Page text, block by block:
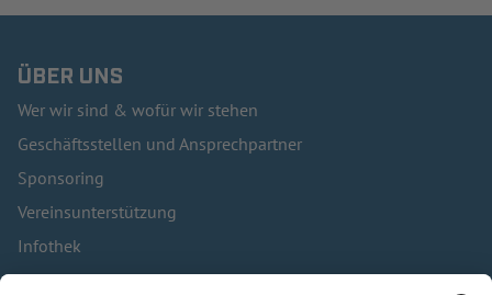
ÜBER UNS
Wer wir sind & wofür wir stehen
Geschäftsstellen und Ansprechpartner
Sponsoring
Vereinsunterstützung
Infothek
Kontakt